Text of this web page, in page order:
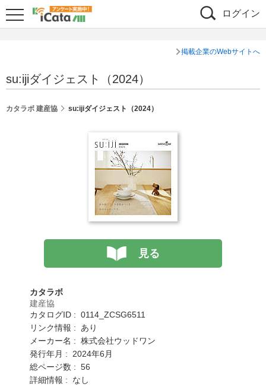
ログイン
掲載企業のWebサイトへ
su:ijiダイジェスト（2024）
カタラボ 建産協 su:ijiダイジェスト（2024）
見る
カタラボ
建産協
カタログID : 0114_ZCSG6511
リンク情報 : あり
メーカー名 : 株式会社ウッドワン
発行年月 : 2024年6月
総ページ数 : 56
詳細情報 : なし